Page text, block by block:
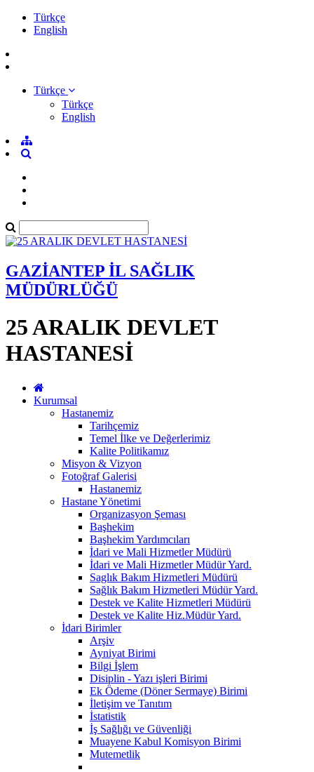
Türkçe
English
Türkçe
Türkçe
English
GAZİANTEP İL SAĞLIK
MÜDÜRLÜĞÜ
25 ARALIK DEVLET
HASTANESİ
Kurumsal
Hastanemiz
Tarihçemiz
Temel İlke ve Değerlerimiz
Kalite Politikamız
Misyon & Vizyon
Fotoğraf Galerisi
Hastanemiz
Hastane Yönetimi
Organizasyon Şeması
Başhekim
Başhekim Yardımcıları
İdari ve Mali Hizmetler Müdürü
İdari ve Mali Hizmetler Müdür Yard.
Saglık Bakım Hizmetleri Müdürü
Sağlık Bakım Hizmetleri Müdür Yard.
Destek ve Kalite Hizmetleri Müdürü
Destek ve Kalite Hiz.Müdür Yard.
İdari Birimler
Arşiv
Ayniyat Birimi
Bilgi İşlem
Disiplin - Yazı işleri Birimi
Ek Ödeme (Döner Sermaye) Birimi
İletişim ve Tanıtım
İstatistik
İş Sağlığı ve Güvenliği
Muayene Kabul Komisyon Birimi
Mutemetlik